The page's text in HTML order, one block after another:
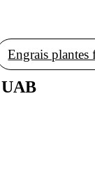
Engrais plantes